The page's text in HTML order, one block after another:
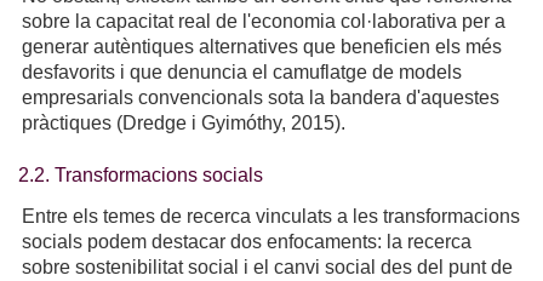
sobre la capacitat real de l'economia col·laborativa per a
generar autèntiques alternatives que beneficien els més
desfavorits i que denuncia el camuflatge de models
empresarials convencionals sota la bandera d'aquestes
pràctiques (Dredge i Gyimóthy, 2015).
2.2. Transformacions socials
Entre els temes de recerca vinculats a les transformacions
socials podem destacar dos enfocaments: la recerca
sobre sostenibilitat social i el canvi social des del punt de